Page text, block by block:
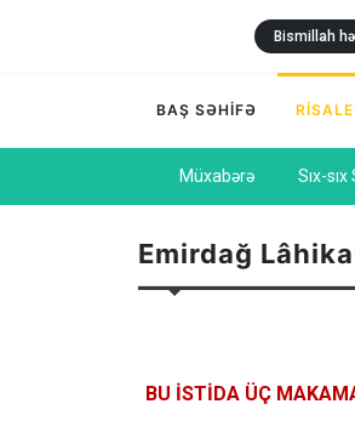
Bismillah
BAŞ SƏHİFƏ
Müxabərə Sıx-
Emirdağ
BU İSTİDA ÜÇ